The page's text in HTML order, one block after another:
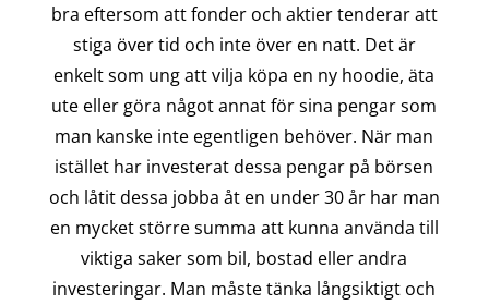
bra eftersom att fonder och aktier tenderar att
stiga över tid och inte över en natt. Det är
enkelt som ung att vilja köpa en ny hoodie, äta
ute eller göra något annat för sina pengar som
man kanske inte egentligen behöver. När man
istället har investerat dessa pengar på börsen
och låtit dessa jobba åt en under 30 år har man
en mycket större summa att kunna använda till
viktiga saker som bil, bostad eller andra
investeringar. Man måste tänka långsiktigt och